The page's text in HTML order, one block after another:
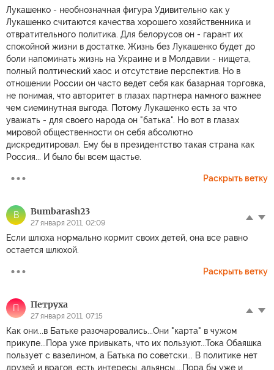
Лукашенко - необнозначная фигура Удивительно как у
Лукашенко считаются качества хорошего хозяйственника и
отвратительного политика. Для белорусов он - гарант их
спокойной жизни в достатке. Жизнь без Лукашенко будет до
боли напоминать жизнь на Украине и в Молдавии - нищета,
полный полтический хаос и отсутствие перспектив. Но в
отношении России он часто ведет себя как базарная торговка,
не понимая, что авторитет в глазах партнера намного важнее
чем сиеминутная выгода. Потому Лукашенко есть за что
уважать - для своего народа он "батька". Но вот в глазах
мировой общественности он себя абсолютно
дискредитировал. Ему бы в президентство такая страна как
Россия... И было бы всем щастье.
Раскрыть ветку
B Bumbarash23
27 января 2011, 02:09
Если шлюха нормально кормит своих детей, она все равно
остается шлюхой.
Раскрыть ветку
П Петруха
27 января 2011, 07:15
Как они...в Батьке разочаровались...Они "карта" в чужом
прикупе...Пора уже привыкать, что их пользуют...Тока Обаяшка
пользует с вазелином, а Батька по советски... В политике нет
друзей и врагов, есть интересы, альянсы....Пора бы уже и